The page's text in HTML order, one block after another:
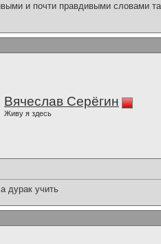
и почти правдивыми словами
Вячеслав Серёгин
Живу я здесь
дурак учить